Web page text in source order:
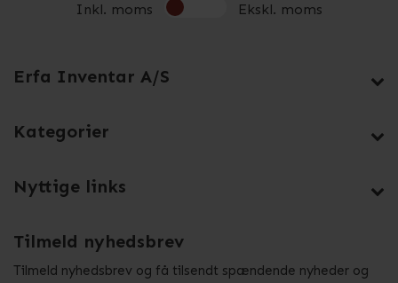
Inkl. moms Ekskl. moms
Erfa Inventar A/S
Kategorier
Nyttige links
Tilmeld nyhedsbrev
Tilmeld nyhedsbrev og få tilsendt spændende nyheder og